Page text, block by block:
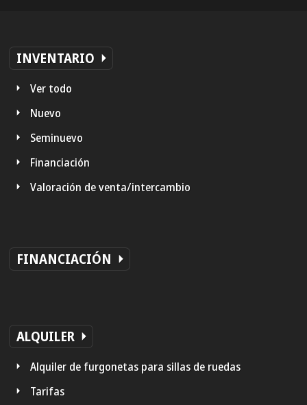
INVENTARIO
Ver todo
Nuevo
Seminuevo
Financiación
Valoración de venta/intercambio
FINANCIACIÓN
ALQUILER
Alquiler de furgonetas para sillas de ruedas
Tarifas